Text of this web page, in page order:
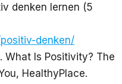
denken lernen (5
denken/
What Is Positivity? The
HealthyPlace.